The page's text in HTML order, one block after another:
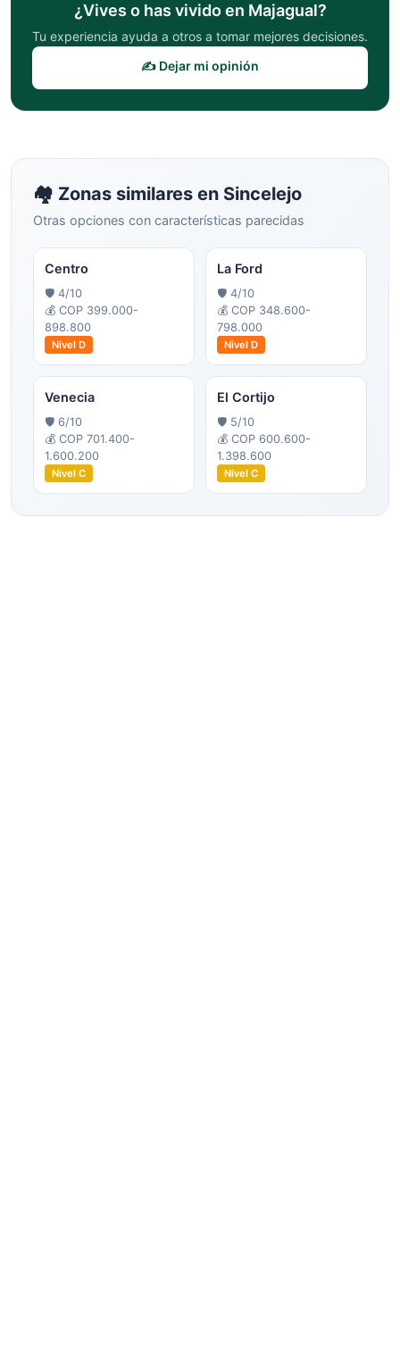
¿Vives o has vivido en Majagual?
Tu experiencia ayuda a otros a tomar mejores decisiones.
✍️ Dejar mi opinión
🏘️ Zonas similares en Sincelejo
Otras opciones con características parecidas
Centro
🛡️ 4/10
💰 COP 399.000-
898.800
Nivel D
La Ford
🛡️ 4/10
💰 COP 348.600-
798.000
Nivel D
Venecia
🛡️ 6/10
💰 COP 701.400-
1.600.200
Nivel C
El Cortijo
🛡️ 5/10
💰 COP 600.600-
1.398.600
Nivel C